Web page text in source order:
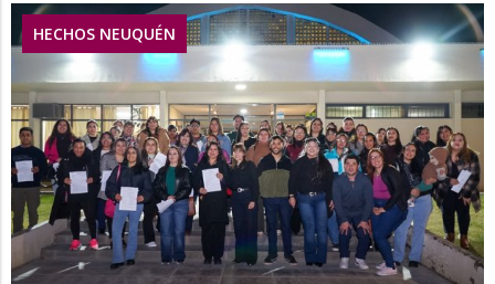
HECHOS NEUQUÉN